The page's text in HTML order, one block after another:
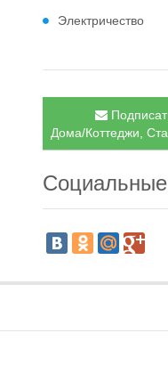
Электричество
Дома/Коттеджи,